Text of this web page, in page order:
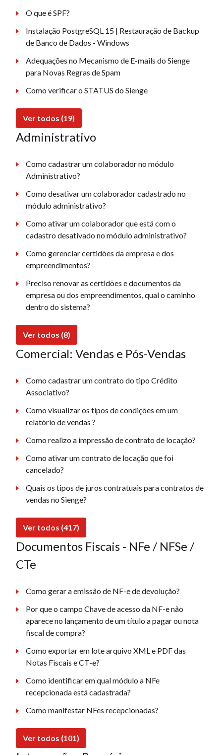
O que é SPF?
Instalação PostgreSQL 15 | Restauração de Backup
de Banco de Dados - Windows
Adequações no Mecanismo de E-mails do Sienge
para Novas Regras de Spam
Como verificar o STATUS do Sienge
Ver todos (19)
Administrativo
Como cadastrar um colaborador no módulo
Administrativo?
Como desativar um colaborador cadastrado no
módulo administrativo?
Como ativar um colaborador que está com o
cadastro desativado no módulo administrativo?
Como gerenciar certidões da empresa e dos
empreendimentos?
Preciso renovar as certidões e documentos da
empresa ou dos empreendimentos, qual o caminho
dentro do sistema?
Ver todos (8)
Comercial: Vendas e Pós-Vendas
Como cadastrar um contrato do tipo Crédito
Associativo?
Como visualizar os tipos de condições em um
relatório de vendas ?
Como realizo a impressão de contrato de locação?
Como ativar um contrato de locação que foi
cancelado?
Quais os tipos de juros contratuais para contratos de
vendas no Sienge?
Ver todos (417)
Documentos Fiscais - NFe / NFSe /
CTe
Como gerar a emissão de NF-e de devolução?
Por que o campo Chave de acesso da NF-e não
aparece no lançamento de um título a pagar ou nota
fiscal de compra?
Como exportar em lote arquivo XML e PDF das
Notas Fiscais e CT-e?
Como identificar em qual módulo a NFe
recepcionada está cadastrada?
Como manifestar NFes recepcionadas?
Ver todos (101)